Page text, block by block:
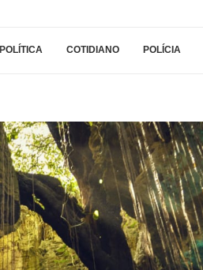
POLÍTICA COTIDIANO POLÍCIA